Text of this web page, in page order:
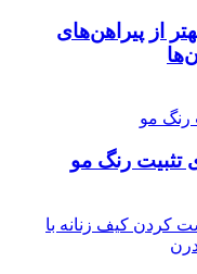
از پیراهن‌های
تثبیت رنگ مو